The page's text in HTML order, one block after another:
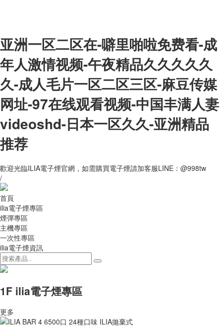
亚洲一区二区在-噼里啪啦免费看-成
年人激情视频-午夜精品久久久久久
久-成人毛片一区二区三区-麻豆传媒
网址-97在线观看视频-中国丰满人妻
videoshd-日本一区久久-亚洲精品
推荐
歡迎光臨ILIA電子煙官網，如需購買電子煙請加客服LINE：@998tw
/
首頁
ilia電子煙專區
煙彈專區
主機專區
一次性專區
ilia電子煙資訊
1F ilia電子煙專區
更多